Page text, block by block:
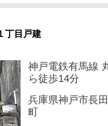
丁目戸建
神戸電鉄有馬線
ら徒歩14分
兵庫県神戸市長
町